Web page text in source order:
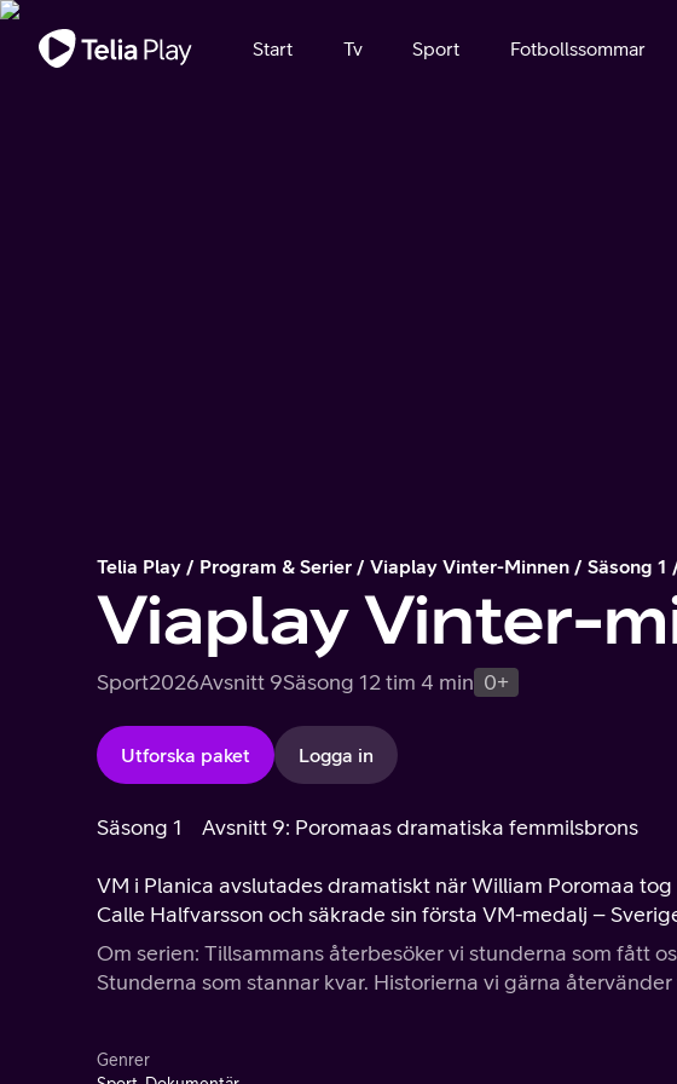
Viktigt meddelande
Start Tv Sport Fotbollssommar
Telia Play Program & Serier Viaplay Vinter-Minnen Säsong 1
Viaplay Vinter-
Sport2026Avsnitt 9Säsong 12 tim 4 min 0+
Utforska paket Logga in
Säsong 1 Avsnitt 9: Poromaas dramatiska femmilsbrons
VM i Planica avslutades dramatiskt när William Poromaa
Calle Halfvarsson och säkrade sin första VM-medalj –
Om serien: Tillsammans återbesöker vi stunderna som fått
Stunderna som stannar kvar. Historierna vi gärna återvänder
Genrer